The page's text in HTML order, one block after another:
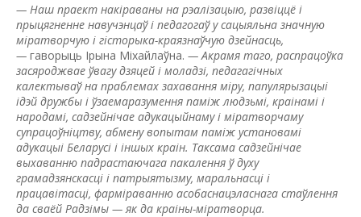
— Наш праект накіраваны на рэалізацыю, развіццё і
прыцягненне навучэнцаў і педагогаў у сацыяльна значную
міратворчую і гісторыка-краязнаўчую дзейнасць,
— гаворыць Ірына Міхайлаўна. — Акрамя таго, распрацоўка
засяроджвае ўвагу дзяцей і моладзі, педагагічных
калектываў на праб­лемах захавання міру, папулярызацыі
ідэй дружбы і ўзаемаразумення паміж людзь­мі, краінамі і
народамі, садзейнічае адукацыйнаму і міратворчаму
супрацоўніцтву, абмену вопытам паміж установамі
адукацыі Беларусі і іншых краін. Таксама садзейнічае
выхаванню падрастаючага пакалення ў духу
грамадзянскасці і патрыятызму, маральнасці і
працавітасці, фарміраванню асобаснацэласнага стаўлення
да сваёй Радзімы — як да краіны-міратворца.